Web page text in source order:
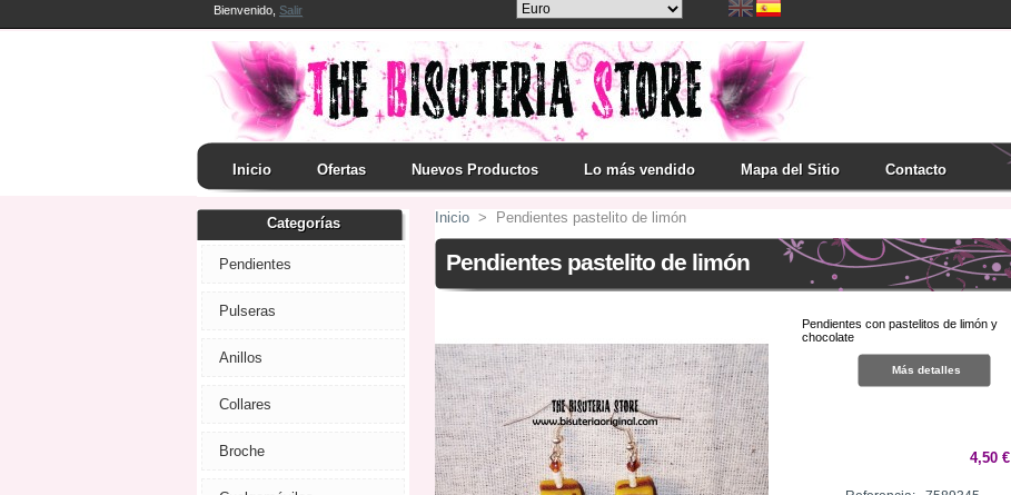
Bienvenido, Salir
Inicio Ofertas Nuevos Productos Lo más vendido Mapa del Sitio Contacto
Categorías
Pendientes
Pulseras
Anillos
Collares
Broche
Inicio > Pendientes pastelito de limón
Pendientes pastelito de limón
Pendientes con pastelitos de limón y
chocolate
Más detalles
4,50 €